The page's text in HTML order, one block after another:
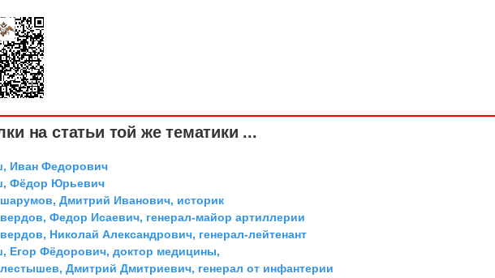
на статьи той же тематики ...
Иван Федорович
Фёдор Юрьевич
Дмитрий Иванович, историк
Федор Исаевич, генерал-майор артиллерии
Николай Александрович, генерал-лейтенант
Егор Фёдорович, доктор медицины,
Дмитрий Дмитриевич, генерал от инфантерии